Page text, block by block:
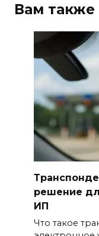
Вам также
решение
ИП
Что такое